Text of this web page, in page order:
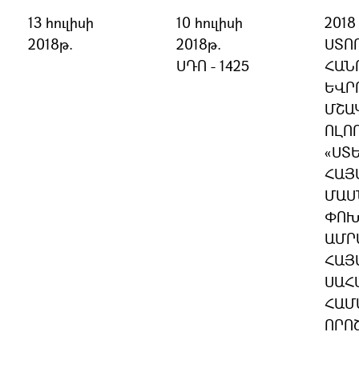
13 հուլիսի
2018թ.
10 հուլիսի
2018թ.
ՍԴՈ - 1425